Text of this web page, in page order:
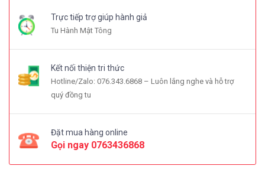
Trực tiếp trợ giúp hành giả
Tu Hành Mật Tông
Kết nối thiện tri thức
Hotline/Zalo: 076.343.6868 – Luôn lắng nghe và hỗ trợ
quý đồng tu
Đặt mua hàng online
Gọi ngay 0763436868